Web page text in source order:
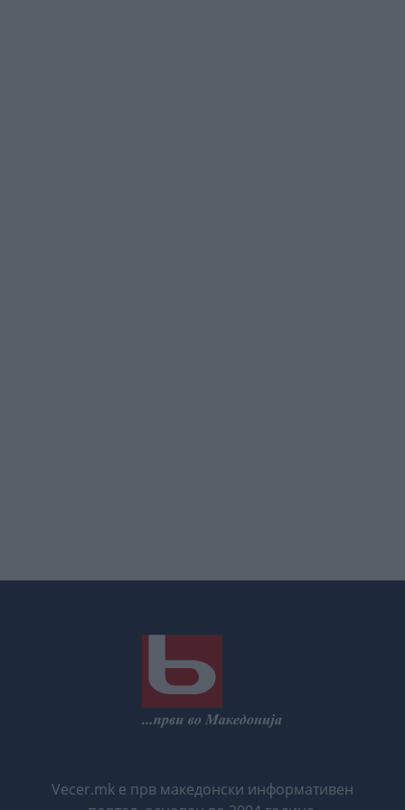
Vecer.mk е прв македонски информативен